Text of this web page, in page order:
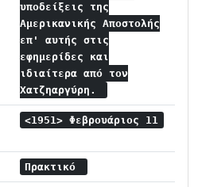
υποδείξεις της
Αμερικανικής Αποστολής
επ' αυτής στις
εφημερίδες και
ιδιαίτερα από τον
Χατζηαργύρη.
<1951> Φεβρουάριος 11
Πρακτικό